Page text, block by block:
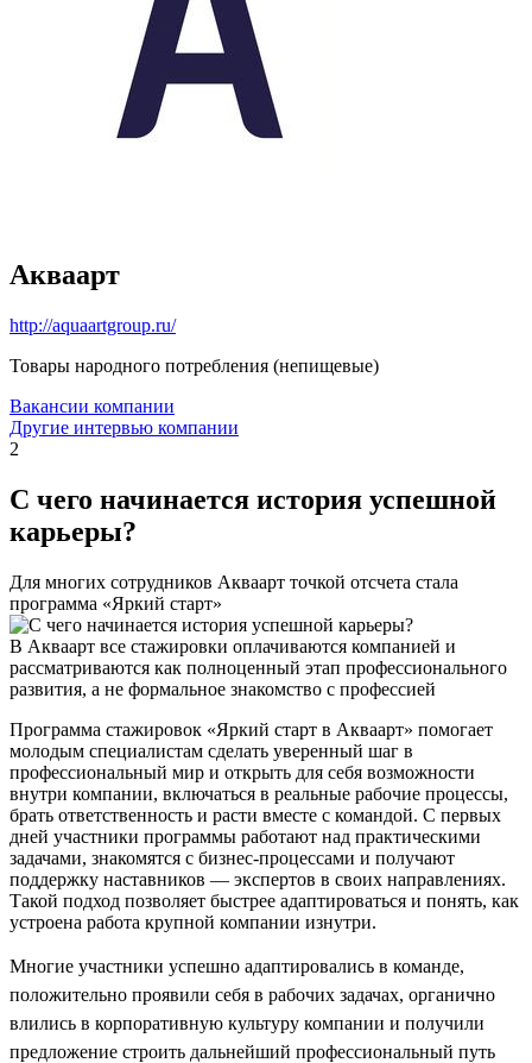
Акваарт
http://aquaartgroup.ru/
Товары народного потребления (непищевые)
Вакансии компании
Другие интервью компании
2
С чего начинается история успешной
карьеры?
Для многих сотрудников Акваарт точкой отсчета стала
программа «Яркий старт»
В Акваарт все стажировки оплачиваются компанией и
рассматриваются как полноценный этап профессионального
развития, а не формальное знакомство с профессией
Программа стажировок «Яркий старт в Акваарт» помогает
молодым специалистам сделать уверенный шаг в
профессиональный мир и открыть для себя возможности
внутри компании, включаться в реальные рабочие процессы,
брать ответственность и расти вместе с командой. С первых
дней участники программы работают над практическими
задачами, знакомятся с бизнес-процессами и получают
поддержку наставников — экспертов в своих направлениях.
Такой подход позволяет быстрее адаптироваться и понять, как
устроена работа крупной компании изнутри.
Многие участники успешно адаптировались в команде,
положительно проявили себя в рабочих задачах, органично
влились в корпоративную культуру компании и получили
предложение строить дальнейший профессиональный путь